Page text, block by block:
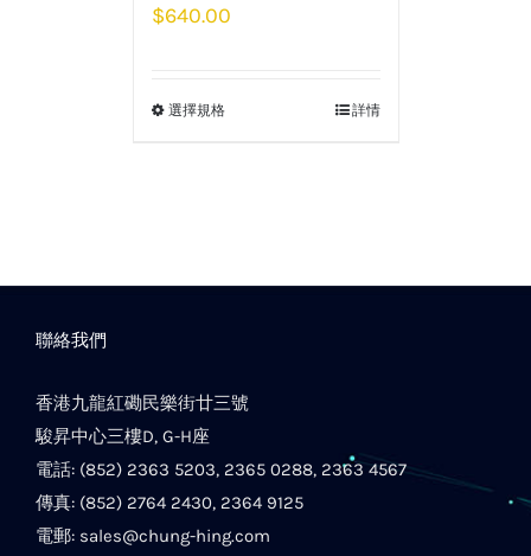
$640.00
選擇規格 詳情
聯絡我們
香港九龍紅磡民樂街廿三號
駿昇中心三樓D, G-H座
電話: (852) 2363 5203, 2365 0288, 2363 4567
傳真: (852) 2764 2430, 2364 9125
電郵: sales@chung-hing.com